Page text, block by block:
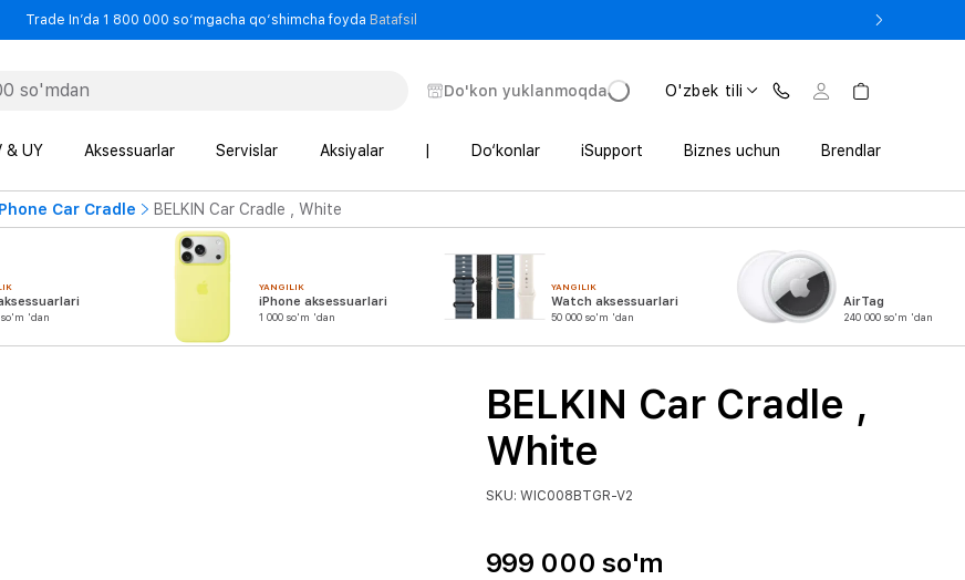
Trade In’da 1 800 000 so‘mgacha qo‘shimcha foyda Batafsil
Do'kon yuklanmoqda O'zbek tili
& UY Aksessuarlar Servislar Aksiyalar Do‘konlar iSupport Biznes uchun Brendlar
Car Cradle BELKIN Car Cradle , White
so'm 'dan
YANGILIK
iPhone aksessuarlari
1 000 so'm 'dan
YANGILIK
Watch aksessuarlari
50 000 so'm 'dan
AirTag
240 000 so'm 'dan
BELKIN Car Cradle ,
White
SKU: WIC008BTGR-V2
999 000 so'm